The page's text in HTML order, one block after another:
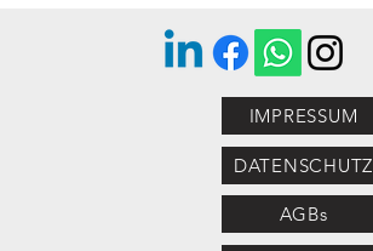
IMPRESSUM
DATENSCHUTZ
AGBs